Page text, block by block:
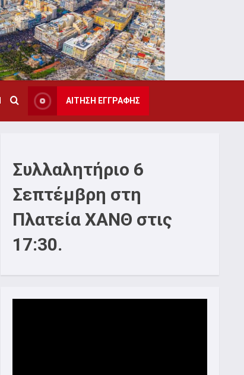
ΑΙΤΗΣΗ ΕΓΓΡΑΦΗΣ
Συλλαλητήριο 6
Σεπτέμβρη στη
Πλατεία ΧΑΝΘ στις
17:30.